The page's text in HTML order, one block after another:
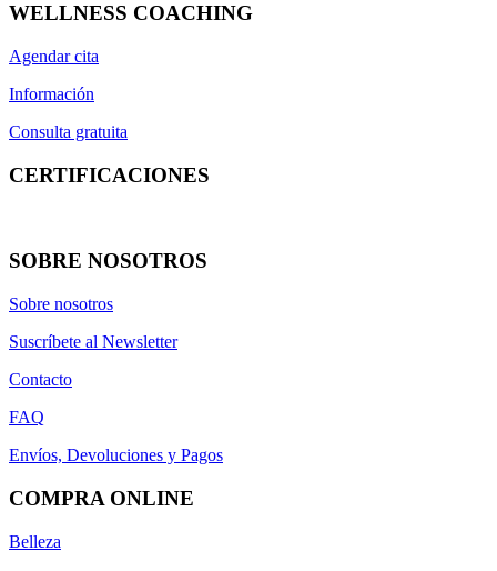
WELLNESS COACHING
Agendar cita
Información
Consulta gratuita
CERTIFICACIONES
SOBRE NOSOTROS
Sobre nosotros
Suscríbete al Newsletter
Contacto
FAQ
Envíos, Devoluciones y Pagos
COMPRA ONLINE
Belleza